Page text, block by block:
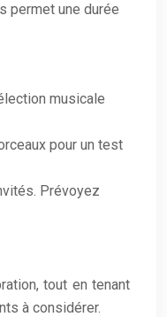
permet une durée
musicale
pour un test
Prévoyez
tout en tenant
à considérer.